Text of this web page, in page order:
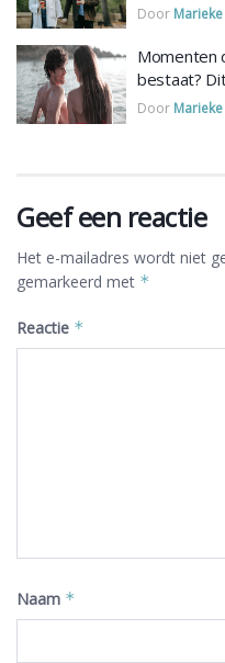
Door
Momenten
bestaat?
Door
Geef een reactie
Het e-mailadres wordt niet
gemarkeerd met *
Reactie *
Naam *